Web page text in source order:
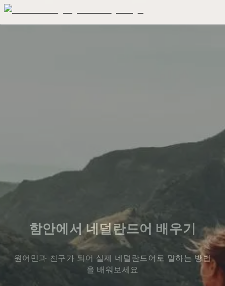
함안에서 네덜란드어 배우기
원어민과 친구가 되어 실제 네덜란드어로 말하는 방법
을 배워보세요